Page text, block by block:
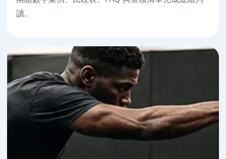
讀。